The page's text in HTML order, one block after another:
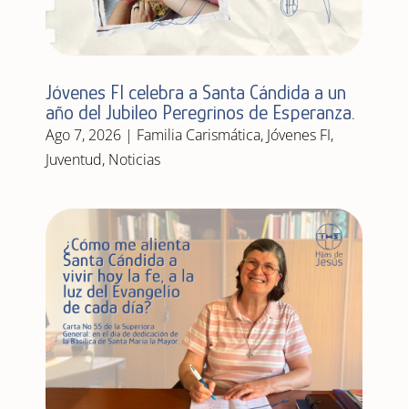
Jóvenes FI celebra a Santa Cándida a un
año del Jubileo Peregrinos de Esperanza.
Ago 7, 2026| Familia Carismática, Jóvenes FI,
Juventud, Noticias